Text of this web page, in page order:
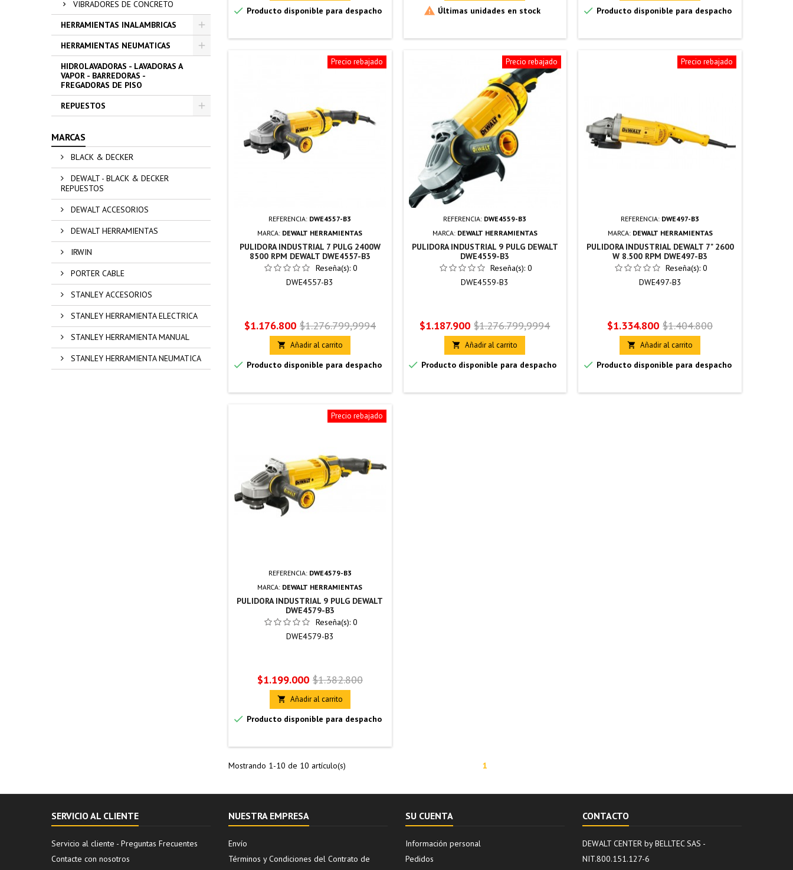
VIBRADORES DE CONCRETO
HERRAMIENTAS INALAMBRICAS
HERRAMIENTAS NEUMATICAS
HIDROLAVADORAS - LAVADORAS A
VAPOR - BARREDORAS -
FREGADORAS DE PISO
REPUESTOS
MARCAS
BLACK & DECKER
DEWALT - BLACK & DECKER
REPUESTOS
DEWALT ACCESORIOS
DEWALT HERRAMIENTAS
IRWIN
PORTER CABLE
STANLEY ACCESORIOS
STANLEY HERRAMIENTA ELECTRICA
STANLEY HERRAMIENTA MANUAL
STANLEY HERRAMIENTA NEUMATICA
 Producto disponible para despacho  Últimas unidades en stock  Producto disponible para despacho
Precio rebajado
REFERENCIA: DWE4557-B3
MARCA: DEWALT HERRAMIENTAS
PULIDORA INDUSTRIAL 7 PULG 2400W
8500 RPM DEWALT DWE4557-B3
Reseña(s): 0
DWE4557-B3
Precio
$1.176.800 Precio
base
$1.276.799,9994
 Añadir al carrito
 Producto disponible para despacho
Precio rebajado
REFERENCIA: DWE4559-B3
MARCA: DEWALT HERRAMIENTAS
PULIDORA INDUSTRIAL 9 PULG DEWALT
DWE4559-B3
Reseña(s):0
DWE4559-B3
Precio
$1.187.900 Precio
base
$1.276.799,9994
 Añadir al carrito
 Producto disponible para despacho
Precio rebajado
REFERENCIA: DWE497-B3
MARCA: DEWALT HERRAMIENTAS
PULIDORA INDUSTRIAL DEWALT 7" 2600
W 8.500 RPM DWE497-B3
Reseña(s):0
DWE497-B3
Precio
$1.334.800 Precio
base
$1.404.800
 Añadir al carrito
 Producto disponible para despacho
Precio rebajado
REFERENCIA: DWE4579-B3
MARCA: DEWALT HERRAMIENTAS
PULIDORA INDUSTRIAL 9 PULG DEWALT
DWE4579-B3
Reseña(s): 0
DWE4579-B3
Precio
$1.199.000 Precio
base
$1.382.800
 Añadir al carrito
 Producto disponible para despacho
Mostrando 1-10 de 10 artículo(s) 1
SERVICIO AL CLIENTE
Servicio al cliente - Preguntas Frecuentes
Contacte con nosotros
NUESTRA EMPRESA
Envío
Términos y Condiciones del Contrato de
SU CUENTA
Información personal
Pedidos
CONTACTO
DEWALT CENTER by BELLTEC SAS -
NIT.800.151.127-6